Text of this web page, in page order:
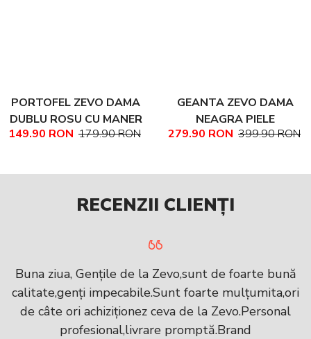
PORTOFEL ZEVO DAMA
DUBLU ROSU CU MANER
PIELE NATURALA
149.90 RON 179.90 RON
GEANTA ZEVO DAMA
NEAGRA PIELE
NATURALA TEXTURATA
279.90 RON 399.90 RON
RECENZII CLIENȚI
Buna ziua, Gențile de la Zevo,sunt de foarte bună
calitate,genți impecabile.Sunt foarte mulțumita,ori
de câte ori achiziționez ceva de la Zevo.Personal
profesional,livrare promptă.Brand